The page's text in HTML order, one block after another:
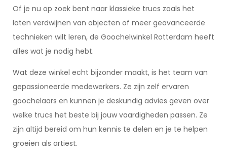
Of je nu op zoek bent naar klassieke trucs zoals het
laten verdwijnen van objecten of meer geavanceerde
technieken wilt leren, de Goochelwinkel Rotterdam heeft
alles wat je nodig hebt.
Wat deze winkel echt bijzonder maakt, is het team van
gepassioneerde medewerkers. Ze zijn zelf ervaren
goochelaars en kunnen je deskundig advies geven over
welke trucs het beste bij jouw vaardigheden passen. Ze
zijn altijd bereid om hun kennis te delen en je te helpen
groeien als artiest.